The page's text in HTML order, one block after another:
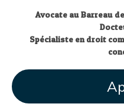
Avocate au Barreau
Spécialiste en droit